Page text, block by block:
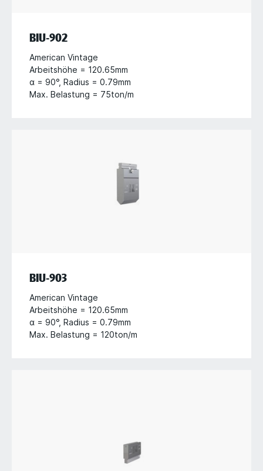
BIU-902
American Vintage
Arbeitshöhe = 120.65mm
α = 90°, Radius = 0.79mm
Max. Belastung = 75ton/m
BIU-903
American Vintage
Arbeitshöhe = 120.65mm
α = 90°, Radius = 0.79mm
Max. Belastung = 120ton/m